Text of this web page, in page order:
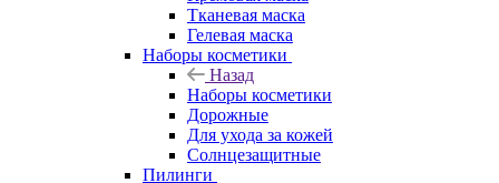
Тканевая маска
Гелевая маска
Наборы косметики
Назад
Наборы косметики
Дорожные
Для ухода за кожей
Солнцезащитные
Пилинги